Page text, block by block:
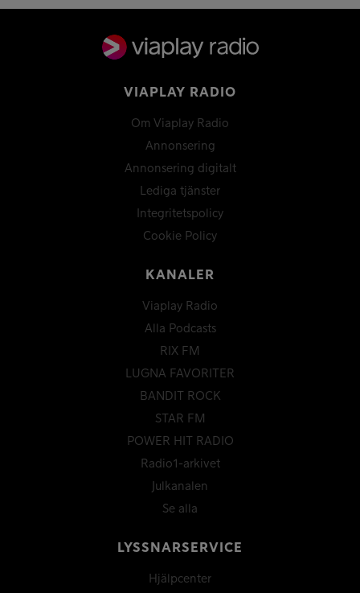
VIAPLAY RADIO
Om Viaplay Radio
Annonsering
Annonsering digitalt
Lediga tjänster
Integritetspolicy
Cookie Policy
KANALER
Viaplay Radio
Alla Podcasts
RIX FM
LUGNA FAVORITER
BANDIT ROCK
STAR FM
POWER HIT RADIO
Radio1-arkivet
Julkanalen
Se alla
LYSSNARSERVICE
Hjälpcenter